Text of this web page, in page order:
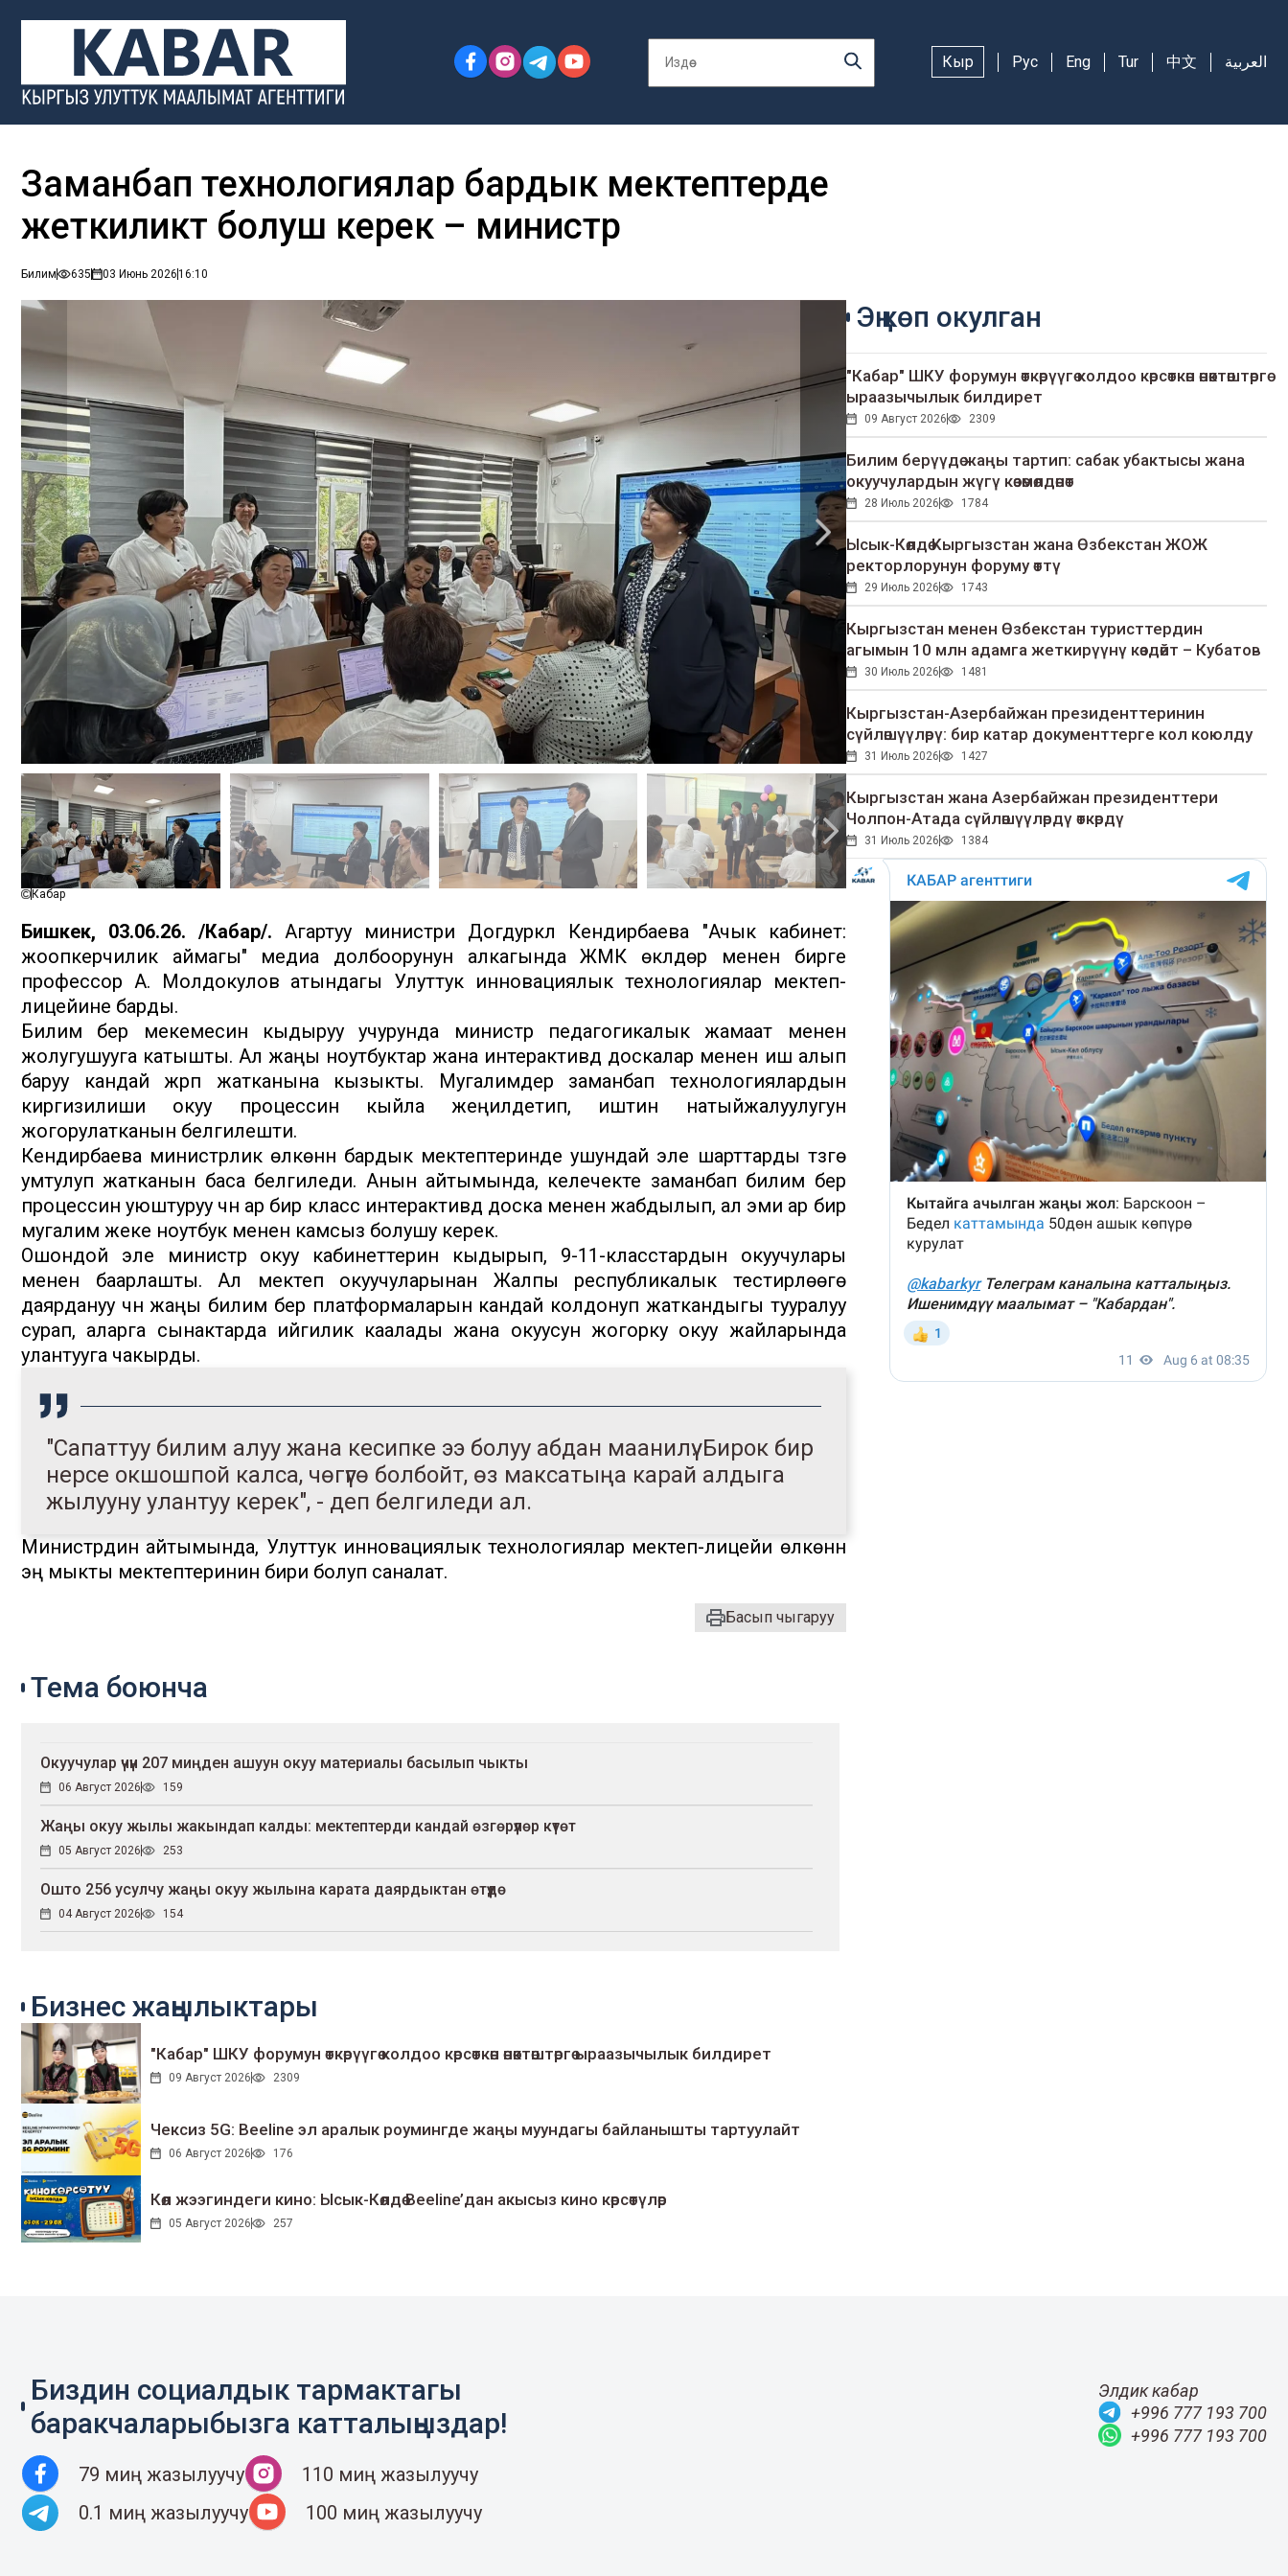
Кыр Рус Eng Tur 中文 العربية
Заманбап технологиялар бардык мектептерде
жеткиликтүү болуш керек – министр
Билим 635 03 Июнь 202616:10
Кабар
Бишкек, 03.06.26. /Кабар/. Агартуу министри Догдуркүл Кендирбаева "Ачык кабинет:
жоопкерчилик аймагы" медиа долбоорунун алкагында ЖМК өкүлдөрү менен бирге
профессор А. Молдокулов атындагы Улуттук инновациялык технологиялар мектеп-
лицейине барды.
Билим берүү мекемесин кыдыруу учурунда министр педагогикалык жамаат менен
жолугушууга катышты. Ал жаңы ноутбуктар жана интерактивдүү доскалар менен иш алып
баруу кандай жүрүп жатканына кызыкты. Мугалимдер заманбап технологиялардын
киргизилиши окуу процессин кыйла жеңилдетип, иштин натыйжалуулугун
жогорулатканын белгилешти.
Кендирбаева министрлик өлкөнүн бардык мектептеринде ушундай эле шарттарды түзүүгө
умтулуп жатканын баса белгиледи. Анын айтымында, келечекте заманбап билим берүү
процессин уюштуруу үчүн ар бир класс интерактивдүү доска менен жабдылып, ал эми ар бир
мугалим жеке ноутбук менен камсыз болушу керек.
Ошондой эле министр окуу кабинеттерин кыдырып, 9-11-класстардын окуучулары
менен баарлашты. Ал мектеп окуучуларынан Жалпы республикалык тестирлөөгө
даярдануу үчүн жаңы билим берүү платформаларын кандай колдонуп жаткандыгы тууралуу
сурап, аларга сынактарда ийгилик каалады жана окуусун жогорку окуу жайларында
улантууга чакырды.
"Сапаттуу билим алуу жана кесипке ээ болуу абдан маанилүү. Бирок бир
нерсе окшошпой калса, чөгүүгө болбойт, өз максатыңа карай алдыга
жылууну улантуу керек", - деп белгиледи ал.
Министрдин айтымында, Улуттук инновациялык технологиялар мектеп-лицейи өлкөнүн
эң мыкты мектептеринин бири болуп саналат.
Басып чыгаруу
Эң көп окулган
"Кабар" ШКУ форумун өткөрүүгө колдоо көрсөткөн өнөктөштөргө
ыраазычылык билдирет
09 Август 2026 2309
Билим берүүдө жаңы тартип: сабак убактысы жана
окуучулардын жүгү көзөмөлдөнөт
28 Июль 2026 1784
Ысык-Көлдө Кыргызстан жана Өзбекстан ЖОЖ
ректорлорунун форуму өттү
29 Июль 2026 1743
Кыргызстан менен Өзбекстан туристтердин
агымын 10 млн адамга жеткирүүнү көздөйт – Кубатов
30 Июль 2026 1481
Кыргызстан-Азербайжан президенттеринин
сүйлөшүүлөрү: бир катар документтерге кол коюлду
31 Июль 2026 1427
Кыргызстан жана Азербайжан президенттери
Чолпон-Атада сүйлөшүүлөрдү өткөрдү
31 Июль 2026 1384
Тема боюнча
Окуучулар үчүн 207 миңден ашуун окуу материалы басылып чыкты
06 Август 2026 159
Жаңы окуу жылы жакындап калды: мектептерди кандай өзгөрүүлөр күтөт
05 Август 2026 253
Ошто 256 усулчу жаңы окуу жылына карата даярдыктан өтүүдө
04 Август 2026 154
Бизнес жаңылыктары
"Кабар" ШКУ форумун өткөрүүгө колдоо көрсөткөн өнөктөштөргө ыраазычылык билдирет
09 Август 2026 2309
Чексиз 5G: Beeline эл аралык роумингде жаңы муундагы байланышты тартуулайт
06 Август 2026 176
Көл жээгиндеги кино: Ысык-Көлдө Beeline’дан акысыз кино көрсөтүлөр
05 Август 2026 257
Биздин социалдык тармактагы
баракчаларыбызга катталыңыздар!
79 миң жазылуучу
110 миң жазылуучу
0.1 миң жазылуучу
100 миң жазылуучу
Элдик кабар
+996 777 193 700
+996 777 193 700